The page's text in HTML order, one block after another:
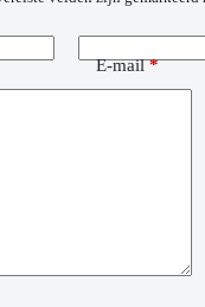
E-mail*